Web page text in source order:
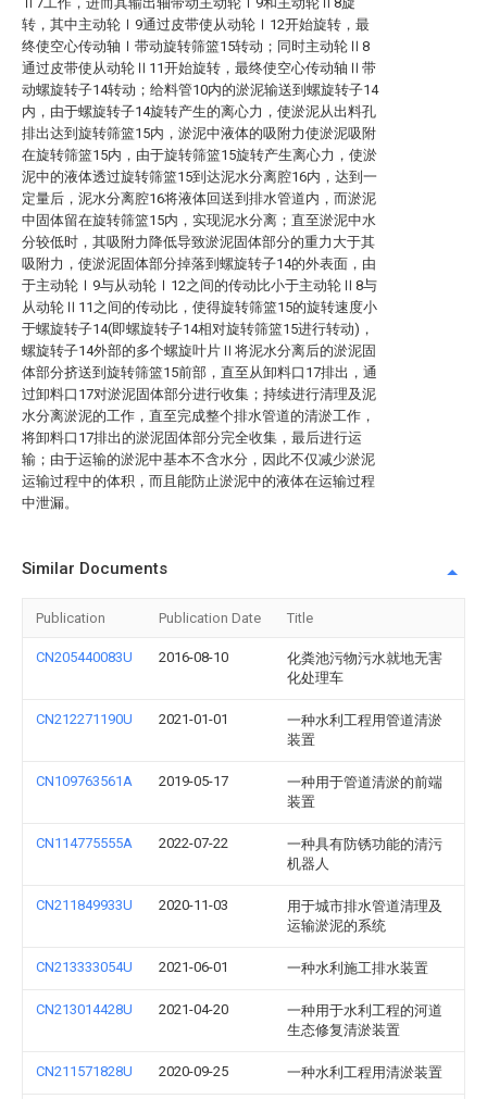
转，其中主动轮Ⅰ9通过皮带使从动轮Ⅰ12开始旋转，最
终使空心传动轴Ⅰ带动旋转筛篮15转动；同时主动轮Ⅱ8
通过皮带使从动轮Ⅱ11开始旋转，最终使空心传动轴Ⅱ带
动螺旋转子14转动；给料管10内的淤泥输送到螺旋转子14
内，由于螺旋转子14旋转产生的离心力，使淤泥从出料孔
排出达到旋转筛篮15内，淤泥中液体的吸附力使淤泥吸附
在旋转筛篮15内，由于旋转筛篮15旋转产生离心力，使淤
泥中的液体透过旋转筛篮15到达泥水分离腔16内，达到一
定量后，泥水分离腔16将液体回送到排水管道内，而淤泥
中固体留在旋转筛篮15内，实现泥水分离；直至淤泥中水
分较低时，其吸附力降低导致淤泥固体部分的重力大于其
吸附力，使淤泥固体部分掉落到螺旋转子14的外表面，由
于主动轮Ⅰ9与从动轮Ⅰ12之间的传动比小于主动轮Ⅱ8与
从动轮Ⅱ11之间的传动比，使得旋转筛篮15的旋转速度小
于螺旋转子14(即螺旋转子14相对旋转筛篮15进行转动)，
螺旋转子14外部的多个螺旋叶片Ⅱ将泥水分离后的淤泥固
体部分挤送到旋转筛篮15前部，直至从卸料口17排出，通
过卸料口17对淤泥固体部分进行收集；持续进行清理及泥
水分离淤泥的工作，直至完成整个排水管道的清淤工作，
将卸料口17排出的淤泥固体部分完全收集，最后进行运
输；由于运输的淤泥中基本不含水分，因此不仅减少淤泥
运输过程中的体积，而且能防止淤泥中的液体在运输过程
中泄漏。
Similar Documents
Publication Publication Date Title
CN205440083U 2016-08-10
化粪池污物污水就地无害
化处理车
CN212271190U 2021-01-01
一种水利工程用管道清淤
装置
CN109763561A 2019-05-17
一种用于管道清淤的前端
装置
CN114775555A 2022-07-22
一种具有防锈功能的清污
机器人
CN211849933U 2020-11-03
用于城市排水管道清理及
运输淤泥的系统
CN213333054U 2021-06-01 一种水利施工排水装置
CN213014428U 2021-04-20
一种用于水利工程的河道
生态修复清淤装置
CN211571828U 2020-09-25 一种水利工程用清淤装置